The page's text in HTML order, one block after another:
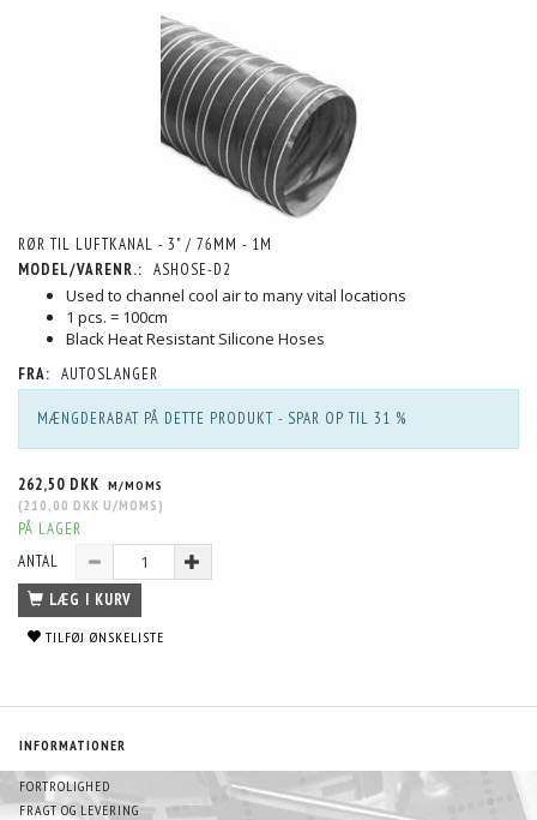
RØR TIL LUFTKANAL - 3" / 76MM - 1M
MODEL/VARENR.: ASHOSE-D2
Used to channel cool air to many vital locations
1 pcs. = 100cm
Black Heat Resistant Silicone Hoses
FRA: AUTOSLANGER
MÆNGDERABAT PÅ DETTE PRODUKT - SPAR OP TIL 31 %
262,50 DKK M/MOMS
(210,00 DKK U/MOMS )
PÅ LAGER
ANTAL
LÆG I KURV
TILFØJ ØNSKELISTE
INFORMATIONER
FORTROLIGHED
FRAGT OG LEVERING